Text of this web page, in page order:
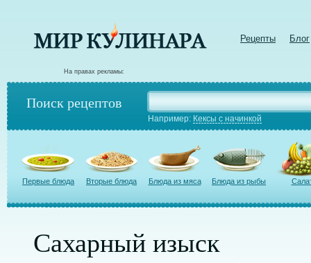
Рецепты Блог
На правах рекламы:
Поиск рецептов
Например: Кексы с начинкой
Первые блюда Вторые блюда Блюда из мяса Блюда из рыбы
Сахарный изыск